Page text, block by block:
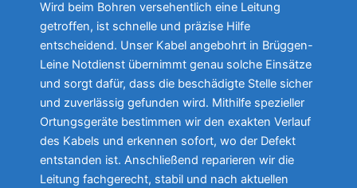
Wird beim Bohren versehentlich eine Leitung
getroffen, ist schnelle und präzise Hilfe
entscheidend. Unser Kabel angebohrt in Brüggen-
Leine Notdienst übernimmt genau solche Einsätze
und sorgt dafür, dass die beschädigte Stelle sicher
und zuverlässig gefunden wird. Mithilfe spezieller
Ortungsgeräte bestimmen wir den exakten Verlauf
des Kabels und erkennen sofort, wo der Defekt
entstanden ist. Anschließend reparieren wir die
Leitung fachgerecht, stabil und nach aktuellen